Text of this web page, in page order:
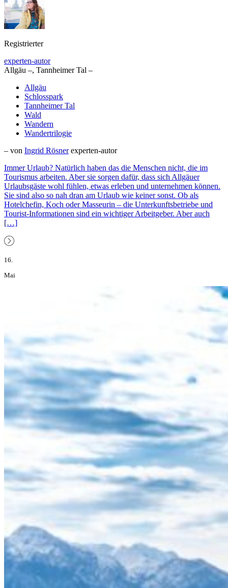
Registrierter
experten-autor
Allgäu –, Tannheimer Tal –
Allgäu
Schlosspark
Tannheimer Tal
Wald
Wandern
Wandertrilogie
– von Ingrid Rösner experten-autor
Immer Urlaub? Natürlich haben das die Menschen nicht, die im
Tourismus arbeiten. Aber sie sorgen dafür, dass sich Allgäuer
Urlaubsgäste wohl fühlen, etwas erleben und unternehmen können.
Sie sind also so nah dran am Urlaub wie keiner sonst. Ob als
Hotelchefin, Koch oder Masseurin – die Unterkunftsbetriebe und
Tourist-Informationen sind ein wichtiger Arbeitgeber. Aber auch
[…]
16.
Mai